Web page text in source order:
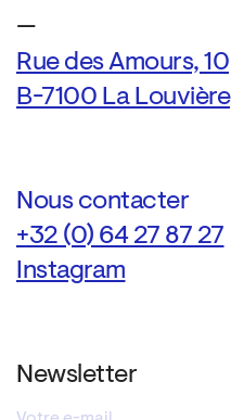
—
Rue des Amours, 10
B-7100 La Louvière
Nous contacter
+32 (0) 64 27 87 27
Instagram
Newsletter